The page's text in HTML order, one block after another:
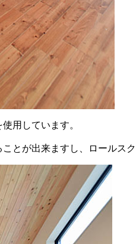
用しています。
とが出来ますし、ロールス